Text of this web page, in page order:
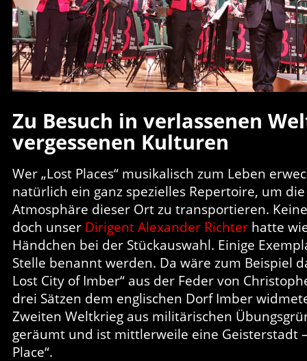
Zu Besuch in verlassenen
vergessenen Kulturen
Wer „Lost Places“ musikalisch zum Leben
natürlich ein ganz spezielles Repertoire, um
Atmosphäre dieser Ort zu transportieren.
doch unser Dirigent Alexander Richter hatte
Händchen bei der Stückauswahl. Einige
Stelle benannt werden. Da wäre zum Beispiel
Lost City of Imber“ aus der Feder von
drei Sätzen dem englischen Dorf Imber
Zweiten Weltkrieg aus militärischen
geräumt und ist mittlerweile eine Geisterstadt
Place“.